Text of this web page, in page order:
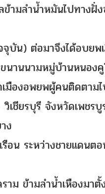
ามลำน้ำหมันไปทางฝั่
บัน) ต่อมาจึงได้อบยพ
นานนามหมู่บ้านหนอง
องอพยพผู้คนติดตามไ
วิเชียรบุรี จังหวัดเพชร
ง
น ระหว่างชายแดนต
ม ข้ามลำน้ำเหืองมาตั้